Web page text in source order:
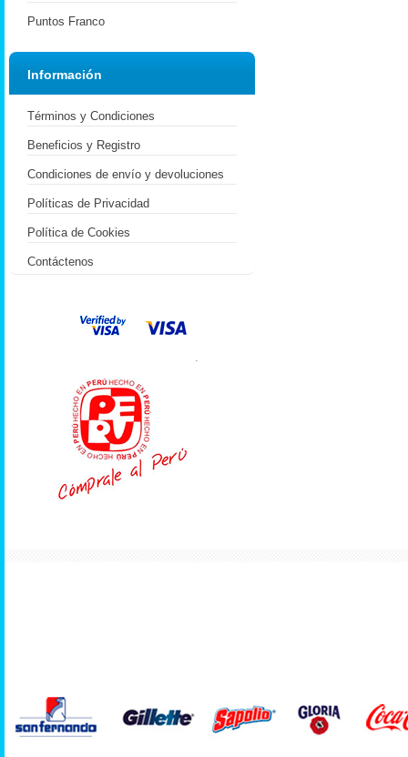
Puntos Franco
Información
Términos y Condiciones
Beneficios y Registro
Condiciones de envío y devoluciones
Políticas de Privacidad
Política de Cookies
Contáctenos
.